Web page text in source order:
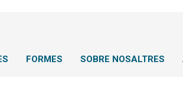
FORMES SOBRE NOSALTRES